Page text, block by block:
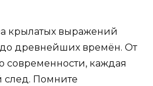
крылатых выражений
древнейших времён. От
современности, каждая
след. Помните